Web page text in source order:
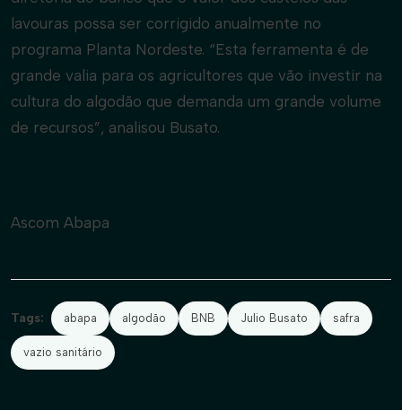
lavouras possa ser corrigido anualmente no
programa Planta Nordeste. “Esta ferramenta é de
grande valia para os agricultores que vão investir na
cultura do algodão que demanda um grande volume
de recursos”, analisou Busato.
Ascom Abapa
Tags: abapa algodão BNB Julio Busato safra
vazio sanitário